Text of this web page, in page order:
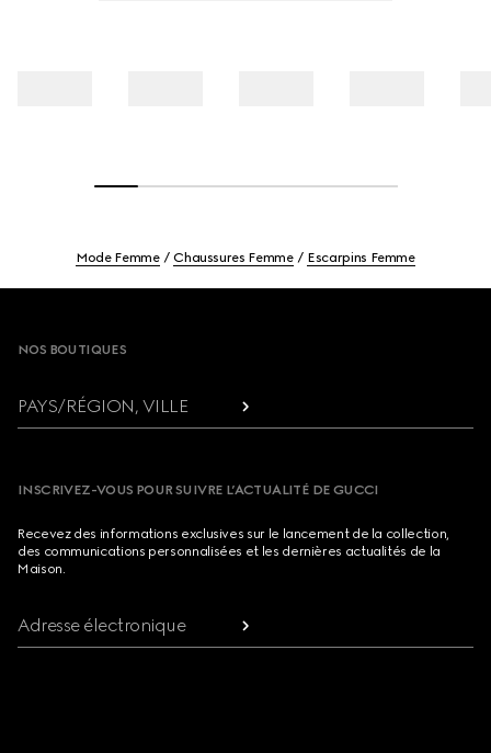
Mode Femme Chaussures Femme Escarpins Femme
NOS BOUTIQUES
PAYS/RÉGION, VILLE
INSCRIVEZ-VOUS POUR SUIVRE L’ACTUALITÉ DE GUCCI
Recevez des informations exclusives sur le lancement de la collection,
des communications personnalisées et les dernières actualités de la
Maison.
Adresse électronique